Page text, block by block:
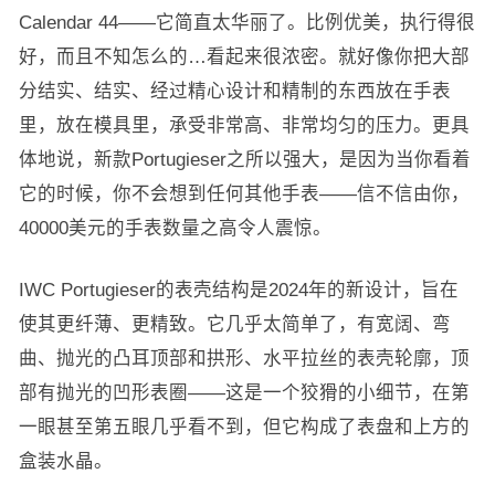
Calendar 44——它简直太华丽了。比例优美，执行得很
好，而且不知怎么的…看起来很浓密。就好像你把大部
分结实、结实、经过精心设计和精制的东西放在手表
里，放在模具里，承受非常高、非常均匀的压力。更具
体地说，新款Portugieser之所以强大，是因为当你看着
它的时候，你不会想到任何其他手表——信不信由你，
40000美元的手表数量之高令人震惊。
IWC Portugieser的表壳结构是2024年的新设计，旨在
使其更纤薄、更精致。它几乎太简单了，有宽阔、弯
曲、抛光的凸耳顶部和拱形、水平拉丝的表壳轮廓，顶
部有抛光的凹形表圈——这是一个狡猾的小细节，在第
一眼甚至第五眼几乎看不到，但它构成了表盘和上方的
盒装水晶。